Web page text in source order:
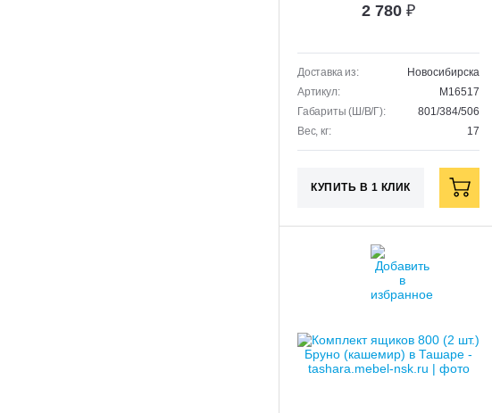
2 780 ₽
Доставка из:
Новосибирска
Артикул:
M16517
Габариты (Ш/В/Г):
801/384/506
Вес, кг:
17
КУПИТЬ В 1 КЛИК